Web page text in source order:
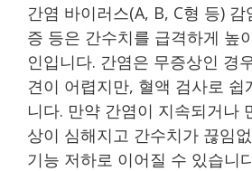
간염 바이러스(A, B, C형 등)
증 등은 간수치를 급격하게 높
인입니다. 간염은 무증상인 경
견이 어렵지만, 혈액 검사로 쉽
니다. 만약 간염이 지속되거나
상이 심해지고 간수치가 끊임
기능 저하로 이어질 수 있습니